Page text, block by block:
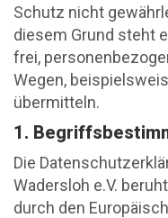
Schutz nicht
diesem Grund steht
frei,
Wegen,
übermitteln.
1.
Die
Wadersloh e.V.
durch den